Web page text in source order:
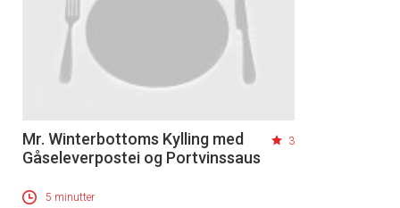
Mr. Winterbottoms Kylling med
Gåseleverpostei og Portvinssaus
3
5 minutter